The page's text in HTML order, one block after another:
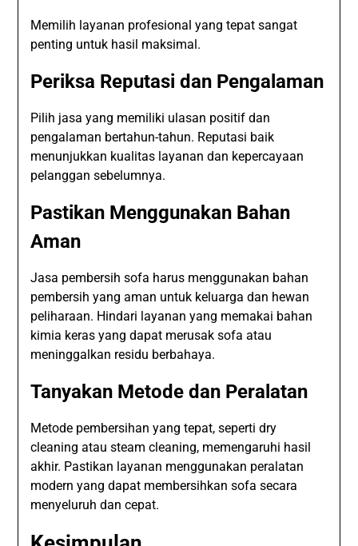
Memilih layanan profesional yang tepat sangat
penting untuk hasil maksimal.
Periksa Reputasi dan Pengalaman
Pilih jasa yang memiliki ulasan positif dan
pengalaman bertahun-tahun. Reputasi baik
menunjukkan kualitas layanan dan kepercayaan
pelanggan sebelumnya.
Pastikan Menggunakan Bahan
Aman
Jasa pembersih sofa harus menggunakan bahan
pembersih yang aman untuk keluarga dan hewan
peliharaan. Hindari layanan yang memakai bahan
kimia keras yang dapat merusak sofa atau
meninggalkan residu berbahaya.
Tanyakan Metode dan Peralatan
Metode pembersihan yang tepat, seperti dry
cleaning atau steam cleaning, memengaruhi hasil
akhir. Pastikan layanan menggunakan peralatan
modern yang dapat membersihkan sofa secara
menyeluruh dan cepat.